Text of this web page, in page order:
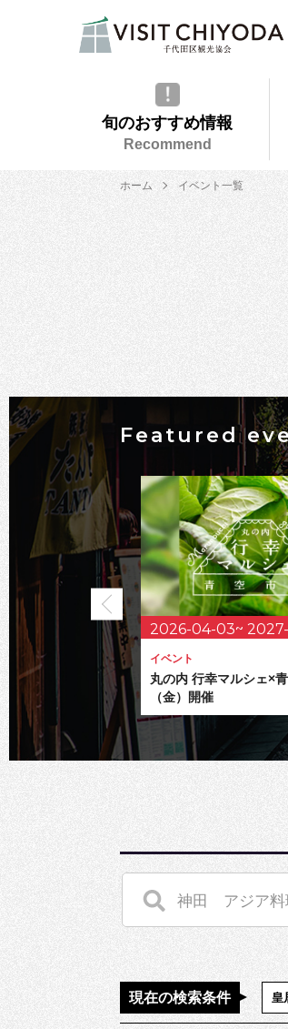
旬のおすすめ情報
Recommend
ホーム イベント一覧
Featured
2026-04-03~
イベント
丸の内 行幸マルシェ×
（金）開催
現在の検索条件 皇